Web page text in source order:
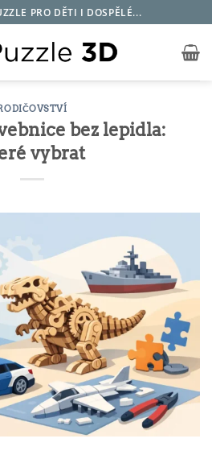
PRO DĚTI I DOSPĚLÉ...
bez lepidla:
vybrat